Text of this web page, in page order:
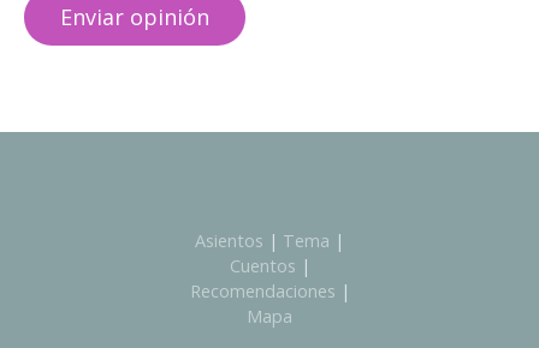
Asientos | Tema |
Cuentos |
Recomendaciones |
Mapa